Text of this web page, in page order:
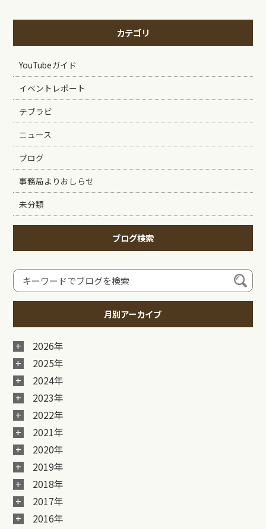
カテゴリ
YouTubeガイド
イベントレポート
テブラビ
ニュース
ブログ
事務局よりおしらせ
未分類
ブログ検索
月別アーカイブ
2026年
2025年
2024年
2023年
2022年
2021年
2020年
2019年
2018年
2017年
2016年